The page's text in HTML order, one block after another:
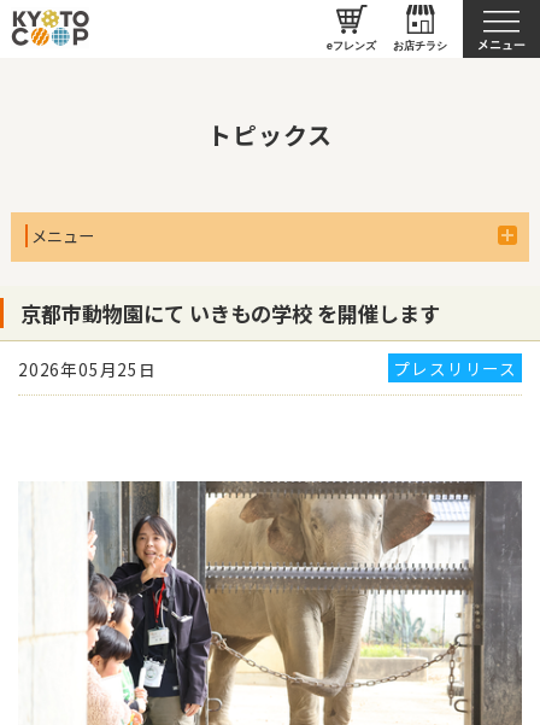
eフレンズ お店チラシ
京都生協について
トピックス
メニュー
京都市動物園にて いきもの学校 を開催します
2026年05月25日 プレスリリース